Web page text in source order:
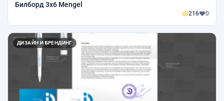
Билборд 3х6 Mengel
216 0
ДИЗАЙН И БРЕНДИНГ